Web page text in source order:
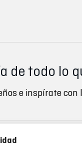
de todo lo
e inspírate con